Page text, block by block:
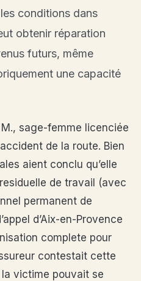
conditions dans
obtenir réparation
futurs, même
une capacité
sage-femme licenciée
de la route. Bien
aient conclu qu’elle
de travail (avec
permanent de
d’Aix-en-Provence
complete pour
contestait cette
victime pouvait se